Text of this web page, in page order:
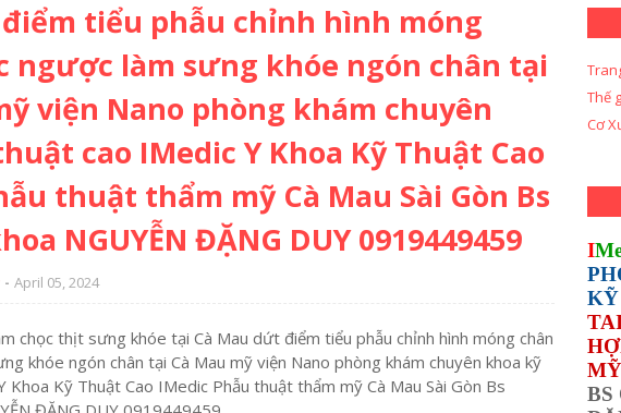
tiểu phẫu chỉnh hình móng
ngược làm sưng khóe ngón chân tại
viện Nano phòng khám chuyên
cao IMedic Y Khoa Kỹ Thuật Cao
thuật thẩm mỹ Cà Mau Sài Gòn Bs
NGUYỄN ĐẶNG DUY 0919449459
April 05, 2024
chọc thịt sưng khóe tại Cà Mau dứt điểm tiểu phẫu chỉnh hình móng chân
khóe ngón chân tại Cà Mau mỹ viện Nano phòng khám chuyên khoa kỹ
Khoa Kỹ Thuật Cao IMedic Phẫu thuật thẩm mỹ Cà Mau Sài Gòn Bs
Thế
Cơ
I
KỸ
BS